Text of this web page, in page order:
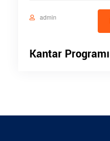
admin
Kantar Programı